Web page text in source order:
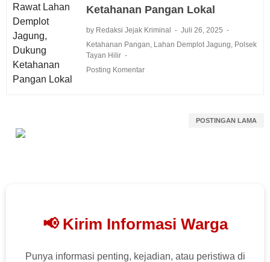
Ketahanan Pangan Lokal
by Redaksi Jejak Kriminal
Juli 26, 2025
Ketahanan Pangan Lahan Demplot Jagung Polsek
Tayan Hilir
Posting Komentar
POSTINGAN LAMA
📢 Kirim Informasi Warga
Punya informasi penting, kejadian, atau peristiwa di